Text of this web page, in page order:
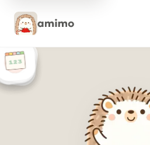
amimo Premium